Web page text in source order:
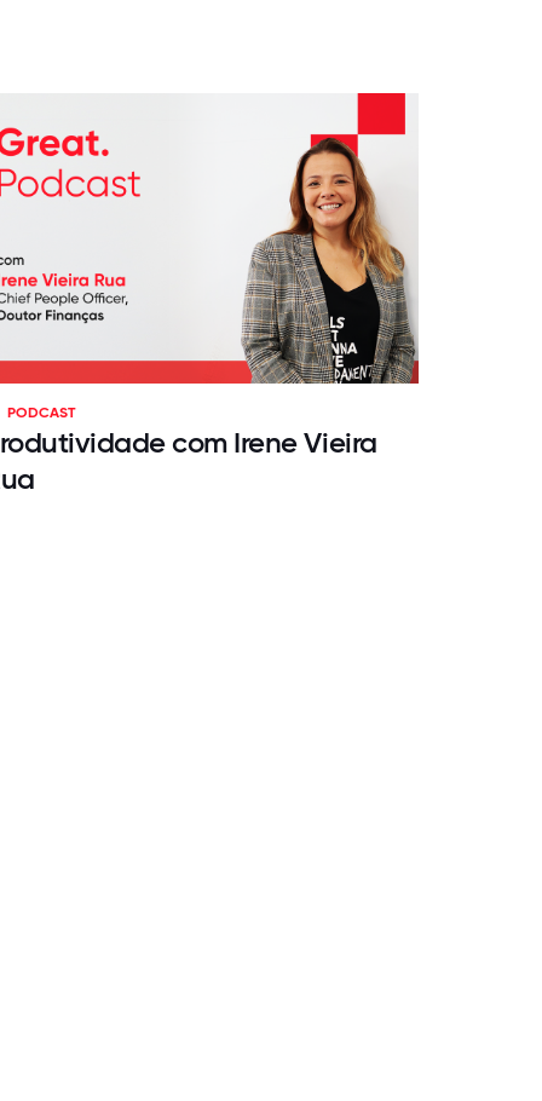
PODCAST
com Irene Vieira